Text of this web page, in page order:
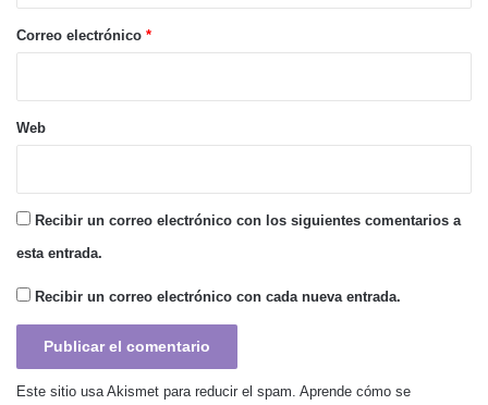
*
Correo electrónico *
Web
Recibir un correo electrónico con los siguientes comentarios a
esta entrada.
Recibir un correo electrónico con cada nueva entrada.
Este sitio usa Akismet para reducir el spam. Aprende cómo se